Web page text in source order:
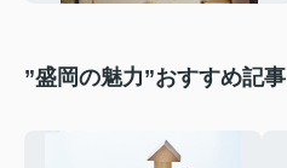
”盛岡の魅力”おすすめ記事